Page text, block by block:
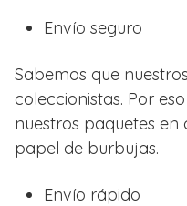
Envío seguro
Sabemos que
coleccionistas. Por
nuestros paquetes en
papel de burbujas.
Envío rápido